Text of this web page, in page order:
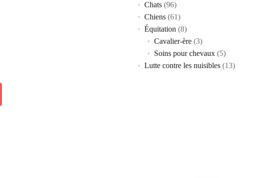
Chats (96)
Chiens (61)
Équitation (8)
Cavalier-ère (3)
Soins pour chevaux (5)
Lutte contre les nuisibles (13)